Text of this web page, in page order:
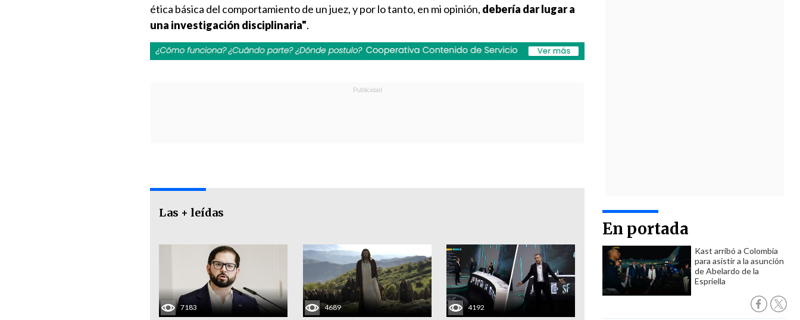
En portada
Kast arribó a Colombia
para asistir a la asunción
de Abelardo de la
Espriella
ética básica del comportamiento de un juez, y por lo tanto, en mi opinión, debería dar lugar a
una investigación disciplinaria".
Las + leídas
7183 4689 4192